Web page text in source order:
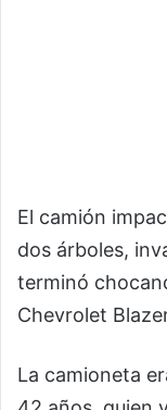
El camión
dos árboles,
terminó
Chevrolet
La camioneta